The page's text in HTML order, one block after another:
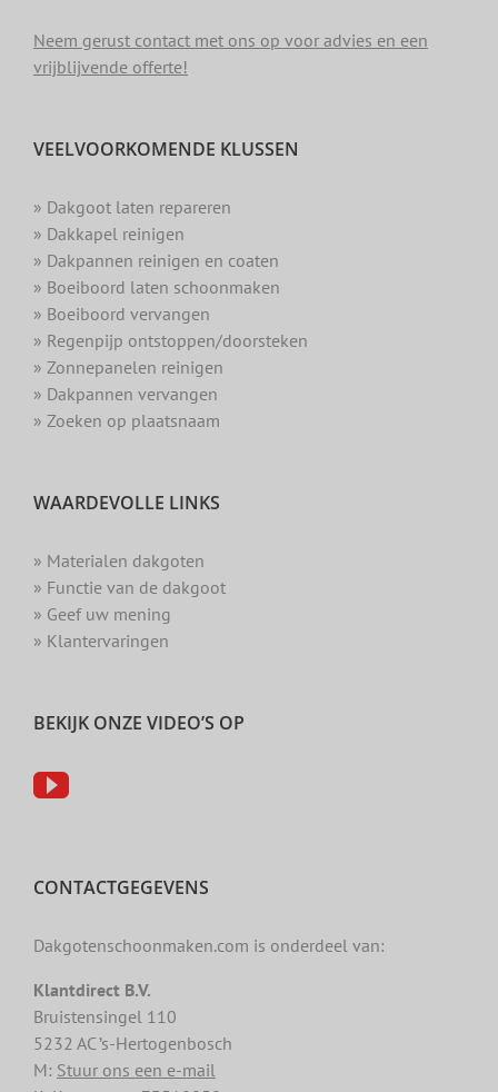
Neem gerust contact met ons op voor advies en een
vrijblijvende offerte!
VEELVOORKOMENDE KLUSSEN
» Dakgoot laten repareren
» Dakkapel reinigen
» Dakpannen reinigen en coaten
» Boeiboord laten schoonmaken
» Boeiboord vervangen
» Regenpijp ontstoppen/doorsteken
» Zonnepanelen reinigen
» Dakpannen vervangen
» Zoeken op plaatsnaam
WAARDEVOLLE LINKS
» Materialen dakgoten
» Functie van de dakgoot
» Geef uw mening
» Klantervaringen
BEKIJK ONZE VIDEO’S OP
CONTACTGEGEVENS
Dakgotenschoonmaken.com is onderdeel van:
Klantdirect B.V.
Bruistensingel 110
5232 AC ’s-Hertogenbosch
M: Stuur ons een e-mail